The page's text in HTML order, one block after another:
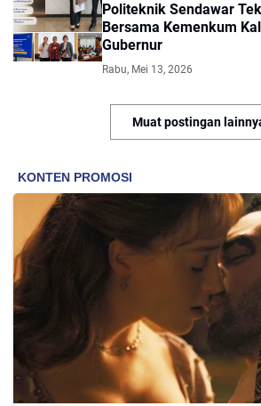
Politeknik Sendawar
Bersama Kemenkum
Gubernur
Rabu, Mei 13, 2026
Muat postingan